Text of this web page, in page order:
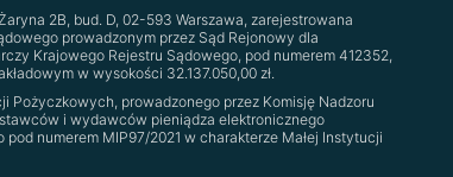
2B, bud. D, 02-593 Warszawa, zarejestrowana
prowadzonym przez Sąd Rejonowy dla
Krajowego Rejestru Sądowego, pod numerem 41‍23‍52,
w wysokości 32.137.050,00 zł.
Pożyczkowych, prowadzonego przez Komisję Nadzoru
i wydawców pieniądza elektronicznego
numerem MIP97/2021 w charakterze Małej Instytucji